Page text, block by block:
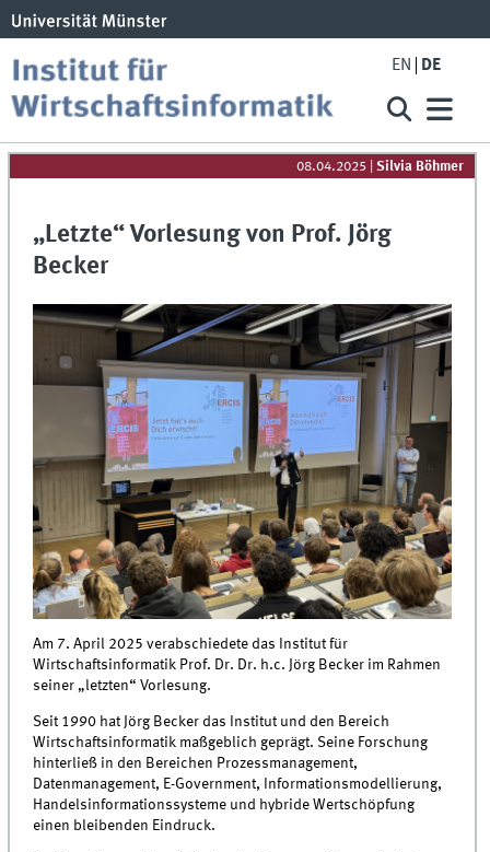
EN DE
08.04.2025 |Silvia Böhmer
„Letzte“ Vorlesung von Prof. Jörg
Becker
Am 7. April 2025 verabschiedete das Institut für
Wirtschaftsinformatik Prof. Dr. Dr. h.c. Jörg Becker im Rahmen
seiner „letzten“ Vorlesung.
Seit 1990 hat Jörg Becker das Institut und den Bereich
Wirtschaftsinformatik maßgeblich geprägt. Seine Forschung
hinterließ in den Bereichen Prozessmanagement,
Datenmanagement, E-Government, Informationsmodellierung,
Handelsinformationssysteme und hybride Wertschöpfung
einen bleibenden Eindruck.